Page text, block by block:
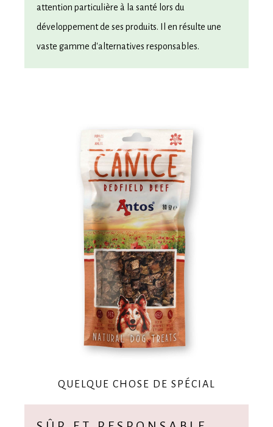
attention particulière à la santé lors du
développement de ses produits. Il en résulte une
vaste gamme d'alternatives responsables.
QUELQUE CHOSE DE SPÉCIAL